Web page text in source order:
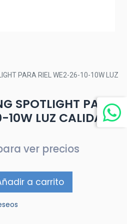
PARA RIEL WE2-26-10-10W LUZ
SPOTLIGHT PARA
LUZ CALIDA
ver precios
a carrito